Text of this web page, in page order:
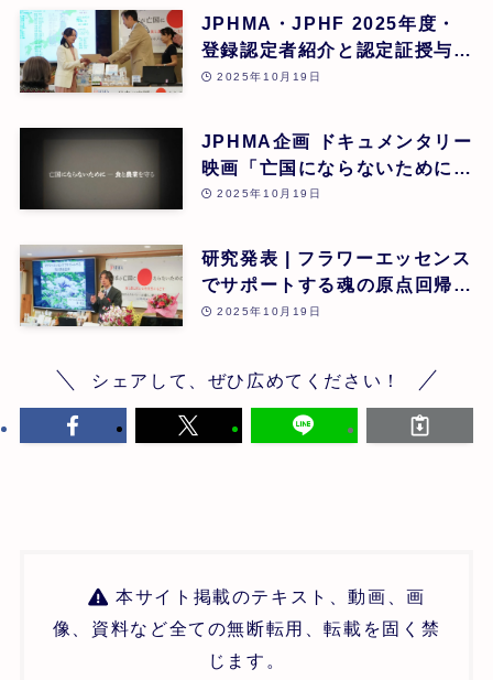
JPHMA・JPHF 2025年度・
登録認定者紹介と認定証授与式
| 第26回
2025年10月19日
JPHMA企画 ドキュメンタリー
映画「亡国にならないために食
と農業を守る」 | 第26回
2025年10月19日
研究発表 | フラワーエッセンス
でサポートする魂の原点回帰 |
東昭史 | 第26回
2025年10月19日
シェアして、ぜひ広めてください！
本サイト掲載のテキスト、動画、画
像、資料など全ての無断転用、転載を固く禁
じます。